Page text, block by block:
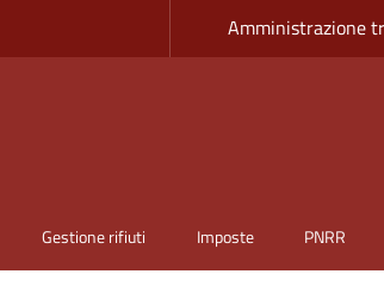
Amministrazione
Gestione rifiuti Imposte PNRR